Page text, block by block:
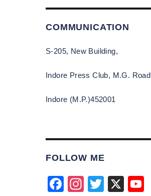
COMMUNICATION
S-205, New Building,
Indore Press Club, M.G. Road
Indore (M.P.)452001
FOLLOW ME
F
In
T
X